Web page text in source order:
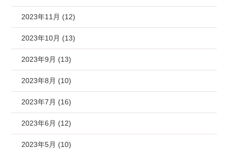
2023年11月 (12)
2023年10月 (13)
2023年9月 (13)
2023年8月 (10)
2023年7月 (16)
2023年6月 (12)
2023年5月 (10)